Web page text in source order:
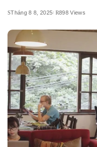
Tháng 8 8, 2025 898 Views